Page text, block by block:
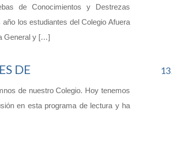
de Conocimientos y Destrezas
los estudiantes del Colegio Afuera
General y […]
DE
13
de nuestro Colegio. Hoy tenemos
en esta programa de lectura y ha